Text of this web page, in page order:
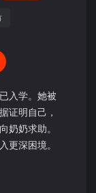
入学。她被
证明自己，
奶奶求助。
更深困境。